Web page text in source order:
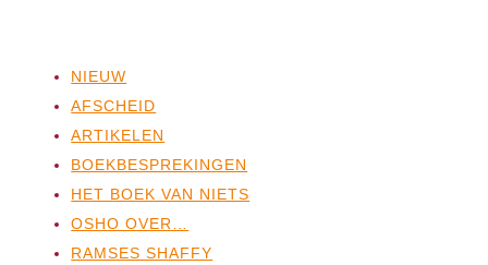
NIEUW
AFSCHEID
ARTIKELEN
BOEKBESPREKINGEN
HET BOEK VAN NIETS
OSHO OVER…
RAMSES SHAFFY